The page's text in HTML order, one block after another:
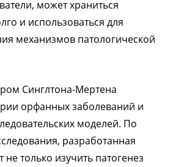
может храниться
и использоваться для
механизмов патологической
Синглтона-Мертена
орфанных заболеваний и
моделей. По
разработанная
не только изучить патогенез